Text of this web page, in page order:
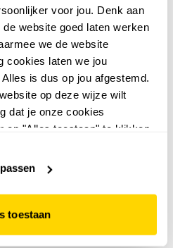
voor jou. Denk aan
website goed laten werken
we de website
cookies laten we jou
is dus op jou afgestemd.
op deze wijze wilt
dat je onze cookies
op "Alles toestaan" te klikken.
toestaan